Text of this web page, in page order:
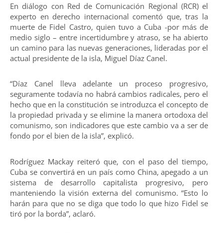
En diálogo con Red de Comunicación Regional (RCR) el
experto en derecho internacional comentó que, tras la
muerte de Fidel Castro, quien tuvo a Cuba -por más de
medio siglo – entre incertidumbre y atraso, se ha abierto
un camino para las nuevas generaciones, lideradas por el
actual presidente de la isla, Miguel Díaz Canel.
“Díaz Canel lleva adelante un proceso progresivo,
seguramente todavía no habrá cambios radicales, pero el
hecho que en la constitución se introduzca el concepto de
la propiedad privada y se elimine la manera ortodoxa del
comunismo, son indicadores que este cambio va a ser de
fondo por el bien de la isla”, explicó.
Rodríguez Mackay reiteró que, con el paso del tiempo,
Cuba se convertirá en un país como China, apegado a un
sistema de desarrollo capitalista progresivo, pero
manteniendo la visión externa del comunismo. “Esto lo
harán para que no se diga que todo lo que hizo Fidel se
tiró por la borda”, aclaró.